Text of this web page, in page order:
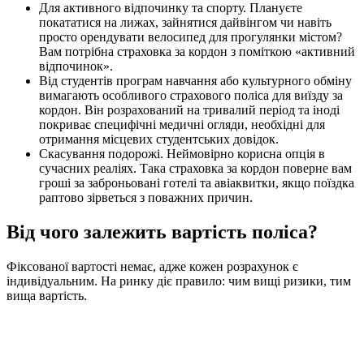
Для активного відпочинку та спорту. Плануєте
покататися на лижах, зайнятися дайвінгом чи навіть
просто орендувати велосипед для прогулянки містом?
Вам потрібна страховка за кордон з поміткою «активний
відпочинок».
Від студентів програм навчання або культурного обміну
вимагають особливого страхового поліса для виїзду за
кордон. Він розрахований на тривалий період та іноді
покриває специфічні медичні огляди, необхідні для
отримання місцевих студентських довідок.
Скасування подорожі. Неймовірно корисна опція в
сучасних реаліях. Така страховка за кордон поверне вам
гроші за заброньовані готелі та авіаквитки, якщо поїздка
раптово зірветься з поважних причин.
Від чого залежить вартість поліса?
Фіксованої вартості немає, адже кожен розрахунок є
індивідуальним. На ринку діє правило: чим вищі ризики, тим
вища вартість.